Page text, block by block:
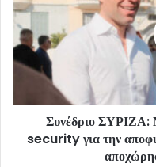
Συνέδριο ΣΥΡΙΖΑ:
security για την